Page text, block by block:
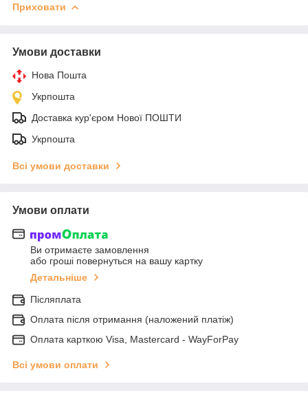
Приховати
Умови доставки
Нова Пошта
Укрпошта
Доставка кур'єром Нової ПОШТИ
Укрпошта
Всі умови доставки
Умови оплати
Ви отримаєте замовлення
або гроші повернуться на вашу картку
Детальніше
Післяплата
Оплата після отримання (наложений платіж)
Оплата карткою Visa, Mastercard - WayForPay
Всі умови оплати